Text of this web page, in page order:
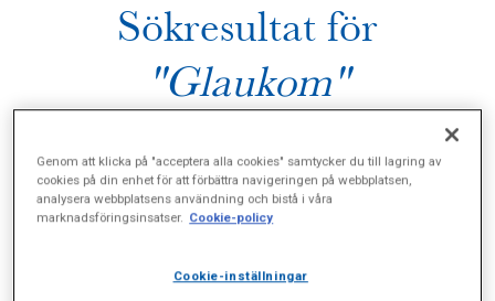
Sökresultat för
"Glaukom"
Genom att klicka på "acceptera alla cookies" samtycker du till lagring av
cookies på din enhet för att förbättra navigeringen på webbplatsen,
analysera webbplatsens användning och bistå i våra
marknadsföringsinsatser. Cookie-policy
Cookie-inställningar